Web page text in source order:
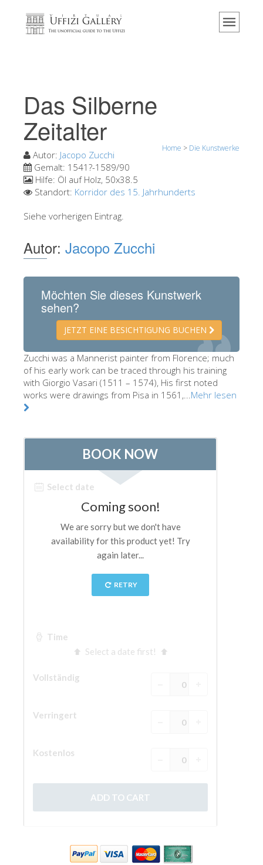
Home
Veranstaltungen & Ausstellungen
Besucher Bewertungen
Die Uffizien entdecken
Jetzt buchen
Virtuelle Tour
Die Säle
Die Künstler
Neuen Säle
Andere Museen
Bargello Museum
Galleria Accademia
Palatina Galerie
Medici Kapelle
Museo Galileo
Boboli Gardens
The Arnolfo\'s tower
Vasari Corridor
Palazzo Vecchio
Santa Maria Novella
Eine Geführte Tour buchen
FRANÇAIS
ESPAÑOL
Das Silberne
Zeitalter
Home > Die Kunstwerke
Autor: Jacopo Zucchi
Gemalt: 1541?-1589/90
Hilfe: Öl auf Holz, 50x38.5
Standort: Korridor des 15. Jahrhunderts
Siehe vorherigen Eintrag.
Autor: Jacopo Zucchi
Möchten Sie dieses Kunstwerk
sehen?
JETZT EINE BESICHTIGUNG BUCHEN
Zucchi was a Mannerist painter from Florence; much
of his early work can be traced through his training
with Giorgio Vasari (1511 – 1574), His first noted
works were drawings from Pisa in 1561,...Mehr lesen